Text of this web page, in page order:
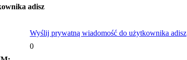
adisz
Wyślij prywatną wiadomość do użytkownika adisz
0